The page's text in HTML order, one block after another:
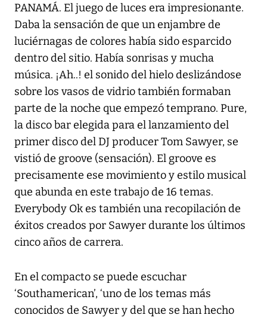
PANAMÁ. El juego de luces era impresionante.
Daba la sensación de que un enjambre de
luciérnagas de colores había sido esparcido
dentro del sitio. Había sonrisas y mucha
música. ¡Ah..! el sonido del hielo deslizándose
sobre los vasos de vidrio también formaban
parte de la noche que empezó temprano. Pure,
la disco bar elegida para el lanzamiento del
primer disco del DJ producer Tom Sawyer, se
vistió de groove (sensación). El groove es
precisamente ese movimiento y estilo musical
que abunda en este trabajo de 16 temas.
Everybody Ok es también una recopilación de
éxitos creados por Sawyer durante los últimos
cinco años de carrera.
En el compacto se puede escuchar
‘Southamerican’, ‘uno de los temas más
conocidos de Sawyer y del que se han hecho